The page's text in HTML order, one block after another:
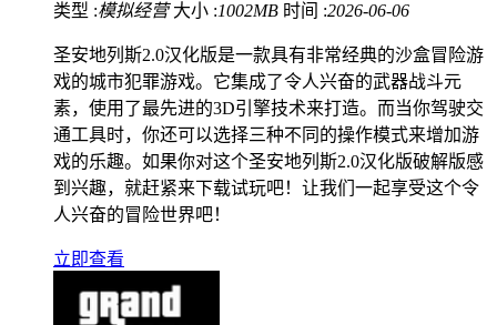
类型 :模拟经营 大小 :1002MB 时间 :2026-06-06
圣安地列斯2.0汉化版是一款具有非常经典的沙盒冒险游
戏的城市犯罪游戏。它集成了令人兴奋的武器战斗元
素，使用了最先进的3D引擎技术来打造。而当你驾驶交
通工具时，你还可以选择三种不同的操作模式来增加游
戏的乐趣。如果你对这个圣安地列斯2.0汉化版破解版感
到兴趣，就赶紧来下载试玩吧！让我们一起享受这个令
人兴奋的冒险世界吧！
立即查看